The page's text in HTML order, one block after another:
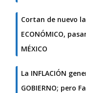
Cortan de nuevo
ECONÓMICO,
MÉXICO
La INFLACIÓN
GOBIERNO; pero